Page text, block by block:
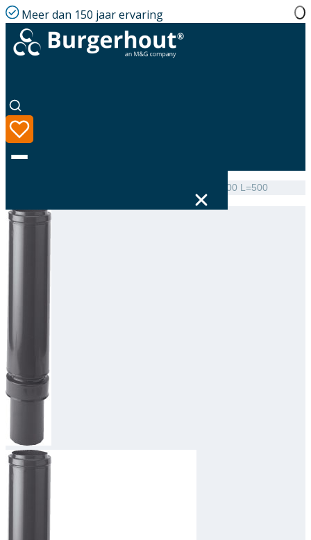
Meer dan 150 jaar ervaring
Oplossingen
Academy
Contact
Roof terminal Extension AL 100 L=500